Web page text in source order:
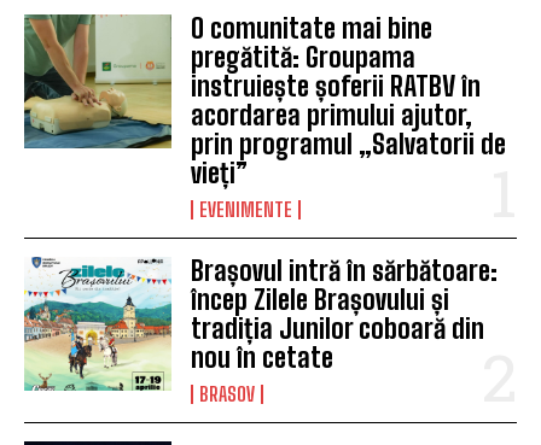
O comunitate mai bine
pregătită: Groupama
instruiește șoferii RATBV în
acordarea primului ajutor,
prin programul „Salvatorii de
vieți”
EVENIMENTE
Brașovul intră în sărbătoare:
încep Zilele Brașovului și
tradiția Junilor coboară din
nou în cetate
BRASOV